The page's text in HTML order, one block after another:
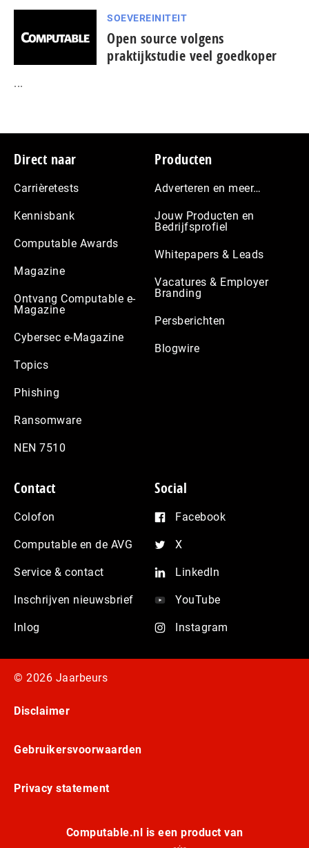
SOEVEREINITEIT
Open source volgens
praktijkstudie veel goedkoper
...
Footer
Direct naar
Carrièretests
Kennisbank
Computable Awards
Magazine
Ontvang Computable e-
Magazine
Cybersec e-Magazine
Topics
Phishing
Ransomware
NEN 7510
Producten
Adverteren en meer…
Jouw Producten en
Bedrijfsprofiel
Whitepapers & Leads
Vacatures & Employer
Branding
Persberichten
Blogwire
Contact
Colofon
Computable en de AVG
Service & contact
Inschrijven nieuwsbrief
Inlog
Social
Facebook
X
LinkedIn
YouTube
Instagram
© 2026 Jaarbeurs
Disclaimer
Gebruikersvoorwaarden
Privacy statement
Computable.nl is een product van